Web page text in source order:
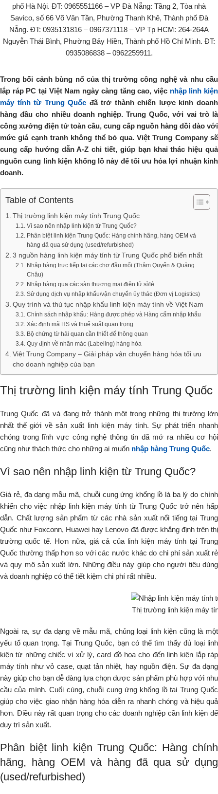
Trong bối cảnh bùng nổ của thị trường công nghệ và nhu cầu
lắp ráp PC tại Việt Nam ngày càng tăng cao, việc nhập linh kiện
máy tính từ Trung Quốc đã trở thành chiến lược kinh doanh
hàng đầu cho nhiều doanh nghiệp. Trung Quốc, với vai trò là
công xưởng điện tử toàn cầu, cung cấp nguồn hàng dồi dào với
mức giá cạnh tranh không thể bỏ qua. Việt Trung Company sẽ
cung cấp hướng dẫn A-Z chi tiết, giúp bạn khai thác hiệu quả
nguồn cung linh kiện khổng lồ này để tối ưu hóa lợi nhuận kinh
doanh.
Table of Contents
Thị trường linh kiện máy tính Trung Quốc
Vì sao nên nhập linh kiện từ Trung Quốc?
Phân biệt linh kiện Trung Quốc: Hàng chính hãng, hàng OEM và
hàng đã qua sử dụng (used/refurbished)
3 nguồn hàng linh kiện máy tính từ Trung Quốc phổ biến nhất
Nhập hàng trực tiếp tại các chợ đầu mối (Thâm Quyến & Quảng
Châu)
Nhập hàng qua các sàn thương mại điện tử sỉ/lẻ
Sử dụng dịch vụ nhập khẩu/vận chuyển ủy thác (Đơn vị Logistics)
Quy trình và thủ tục nhập khẩu linh kiện máy tính về Việt Nam
Chính sách nhập khẩu: Hàng được phép và Hàng cấm nhập khẩu
Xác định mã HS và thuế suất quan trọng
Bộ chứng từ hải quan cần thiết để thông quan
Quy định về nhãn mác (Labeling) hàng hóa
Việt Trung Company – Giải pháp vận chuyển hàng hóa tối ưu
cho doanh nghiệp của bạn
Thị trường linh kiện máy tính Trung Quốc
Trung Quốc đã và đang trở thành một trong những thị trường lớn
nhất thế giới về sản xuất linh kiện máy tính. Sự phát triển nhanh
chóng trong lĩnh vực công nghệ thông tin đã mở ra nhiều cơ hội
cũng như thách thức cho những ai muốn nhập hàng Trung Quốc.
Vì sao nên nhập linh kiện từ Trung Quốc?
Giá rẻ, đa dạng mẫu mã, chuỗi cung ứng khổng lồ là ba lý do chính
khiến cho việc nhập linh kiện máy tính từ Trung Quốc trở nên hấp
dẫn. Chất lượng sản phẩm từ các nhà sản xuất nổi tiếng tại Trung
Quốc như Foxconn, Huawei hay Lenovo đã được khẳng định trên thị
trường quốc tế. Hơn nữa, giá cả của linh kiện máy tính tại Trung
Quốc thường thấp hơn so với các nước khác do chi phí sản xuất rẻ
và quy mô sản xuất lớn. Những điều này giúp cho người tiêu dùng
và doanh nghiệp có thể tiết kiệm chi phí rất nhiều.
Thị trường linh kiện máy
Ngoài ra, sự đa dạng về mẫu mã, chủng loại linh kiện cũng là một
yếu tố quan trọng. Tại Trung Quốc, bạn có thể tìm thấy đủ loại linh
kiện từ những chiếc vi xử lý, card đồ họa cho đến linh kiện lắp ráp
máy tính như vỏ case, quạt tản nhiệt, hay nguồn điện. Sự đa dạng
này giúp cho bạn dễ dàng lựa chọn được sản phẩm phù hợp với nhu
cầu của mình. Cuối cùng, chuỗi cung ứng khổng lồ tại Trung Quốc
giúp cho việc giao nhận hàng hóa diễn ra nhanh chóng và hiệu quả
hơn. Điều này rất quan trọng cho các doanh nghiệp cần linh kiện để
duy trì sản xuất.
Phân biệt linh kiện Trung Quốc: Hàng chính
hãng, hàng OEM và hàng đã qua sử dụng
(used/refurbished)